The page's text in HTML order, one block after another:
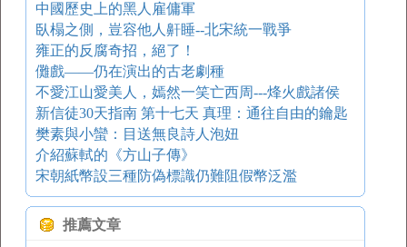
中國歷史上的黑人雇傭軍
臥榻之側，豈容他人鼾睡--北宋統一戰爭
雍正的反腐奇招，絕了！
儺戲――仍在演出的古老劇種
不愛江山愛美人，嫣然一笑亡西周---烽火戲諸侯
新信徒30天指南 第十七天 真理：通往自由的鑰匙
樊素與小蠻：目送無良詩人泡妞
介紹蘇軾的《方山子傳》
宋朝紙幣設三種防偽標識仍難阻假幣泛濫
推薦文章